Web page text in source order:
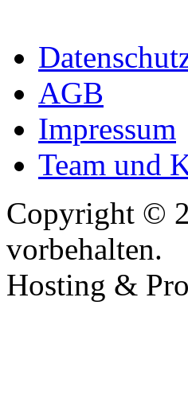
AGB
Impressum
Team und
Copyright ©
vorbehalten.
Hosting &